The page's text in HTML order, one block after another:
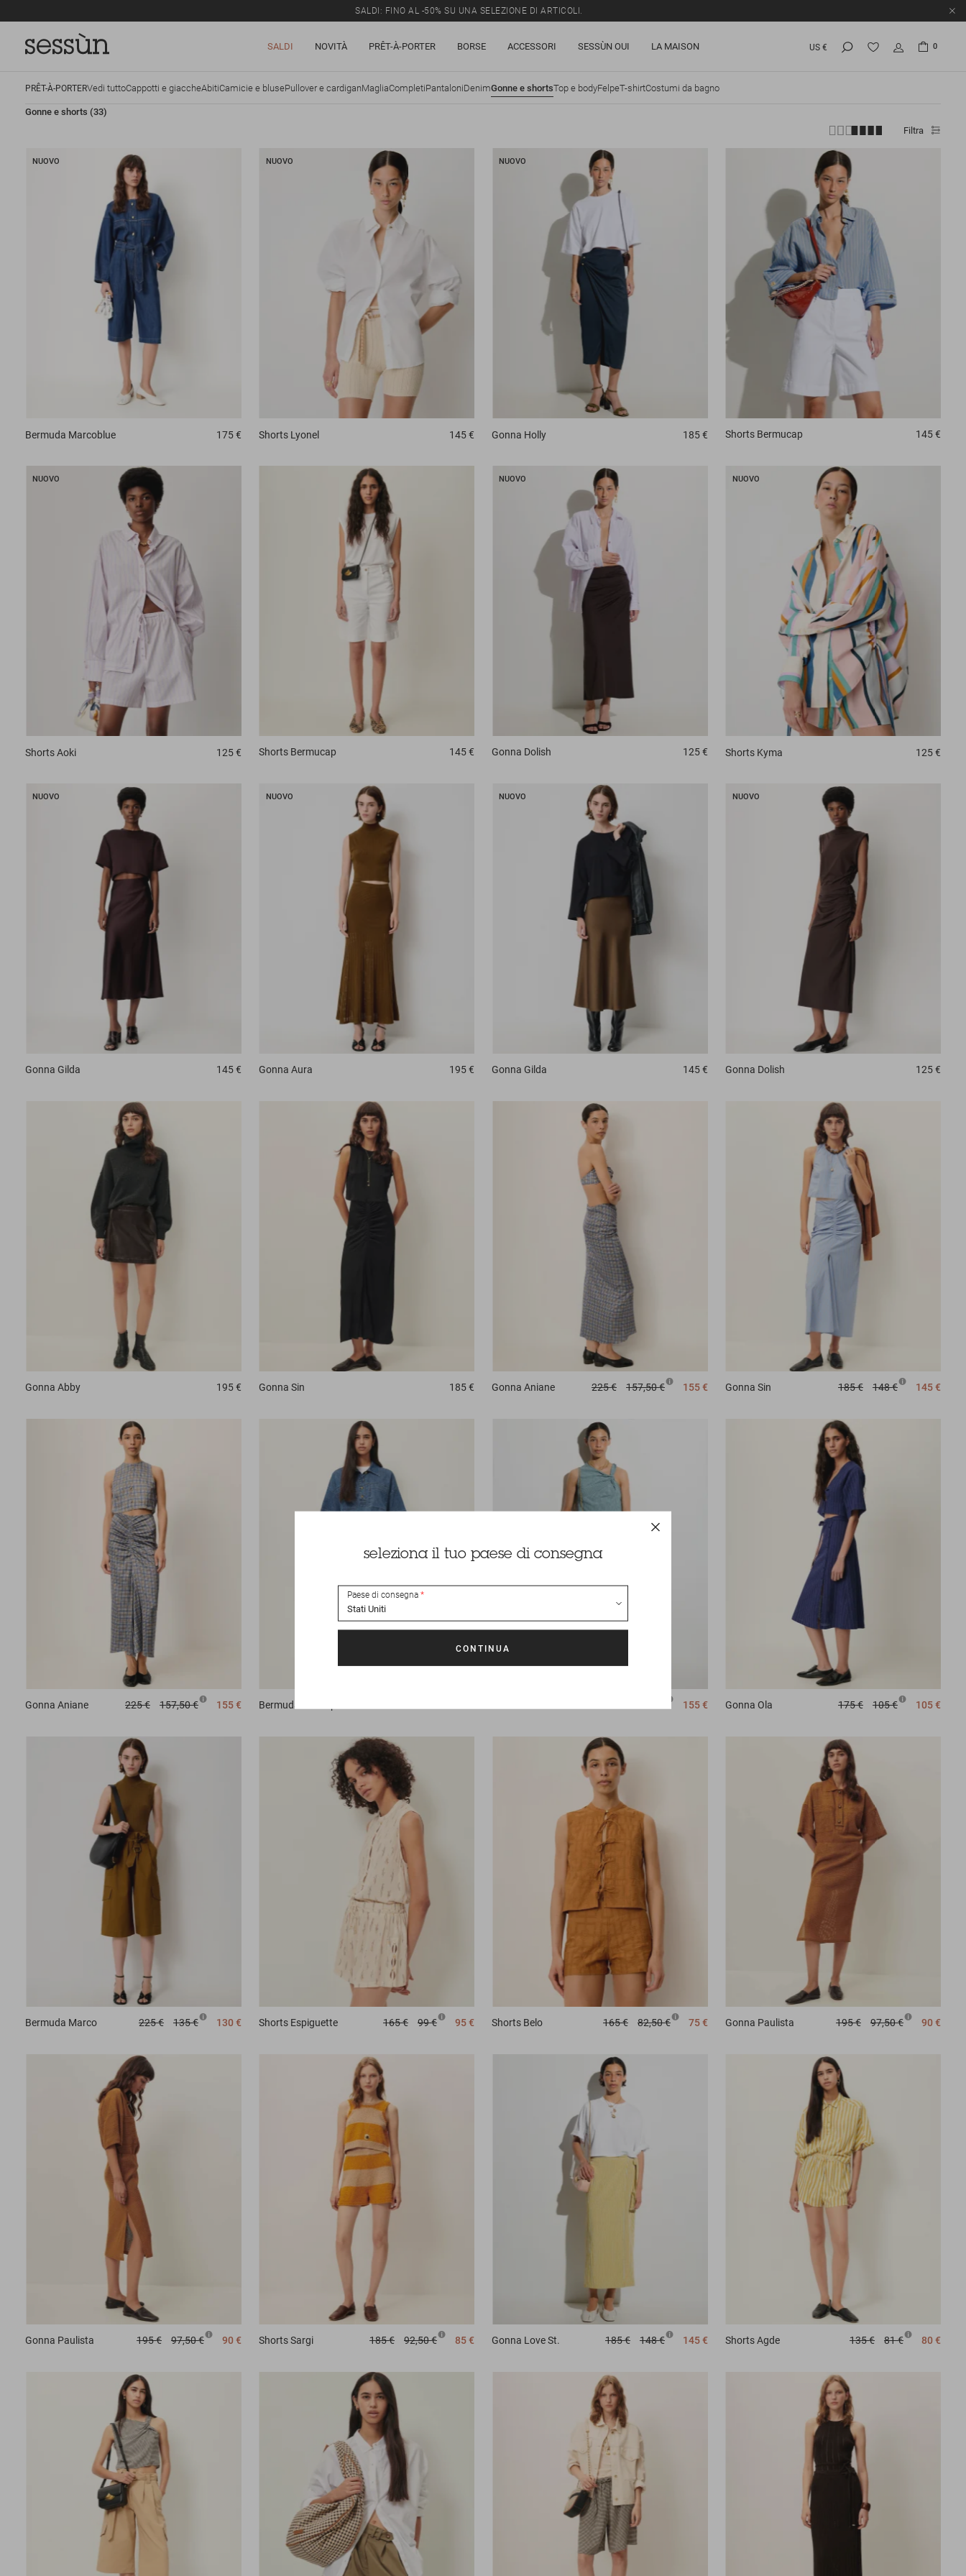
SALDI: FINO AL -50% SU UNA SELEZIONE DI ARTICOLI.
SALDI NOVITÀ PRÊT-À-PORTER BORSE ACCESSORI SESSÙN OUI LA MAISON US € 0
PRÊT-À-PORTERVedi tuttoCappotti e giaccheAbitiCamicie e blusePullover e cardiganMagliaCompletiPantaloniDenimGonne e shortsTop e bodyFelpeT-shirtCostumi da bagno
Gonne e shorts (33)
Filtra
NUOVO
Bermuda Marcoblue 175 €
NUOVO
Shorts Lyonel 145 €
NUOVO
Gonna Holly 185 € Shorts Bermucap 145 €
NUOVO
ShortsAoki 125 € Shorts Bermucap 145 €
NUOVO
Gonna Dolish 125 €
NUOVO
Shorts Kyma 125 €
NUOVO
Gonna Gilda 145 €
NUOVO
Gonna Aura 195 €
NUOVO
Gonna Gilda 145 €
NUOVO
Gonna Dolish 125 €
Gonna Abby 195 € Gonna Sin 185 € Gonna Aniane 225 € 157,50 € 155 € Gonna Sin 185 € 148 € 145 €
Gonna Aniane 225 € 157,50 € 155 € Bermuda 155 € Gonna Ola 175 € 105 € 105 €
Bermuda Marco 225 € 135 € 130 € Shorts Espiguette 165 € 99 € 95 € Shorts Belo 165 € 82,50 € 75 € Gonna Paulista 195 € 97,50 € 90 €
Gonna Paulista 195 € 97,50 € 90 € Shorts Sargi 185 € 92,50 € 85 € Gonna Love St. 185 € 148 € 145 € Shorts Agde 135 € 81 € 80 €
seleziona il tuo paese di consegna
Paese di consegna